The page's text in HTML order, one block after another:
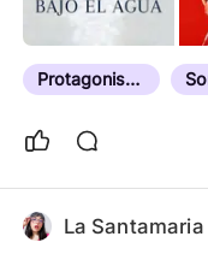
Protagonista Femenina
La Santamaria